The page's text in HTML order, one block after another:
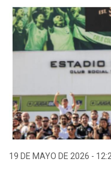
19 DE MAYO DE 2026 -